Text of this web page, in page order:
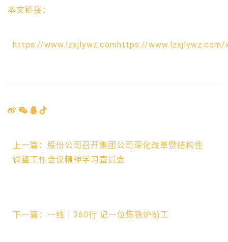
本文链接：
https://www.lzxjlywz.comhttps://www.lzxjlywz.com/
上一篇：股份公司召开集团公司深化改革暨结构性
调整工作会议精神学习宣贯会
下一篇：一线｜360行 记一位炼铁炉前工